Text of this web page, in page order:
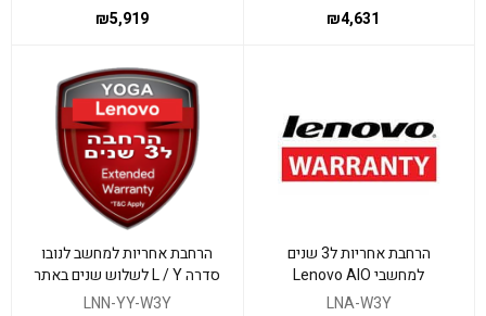
₪4,631
₪5,919
הרחבת אחריות ל3 שנים
למחשבי Lenovo AIO
LNA-W3Y
הרחבת אחריות למחשב לנובו
סדרה L / Y לשלוש שנים באתר
לקוח
LNN-YY-W3Y